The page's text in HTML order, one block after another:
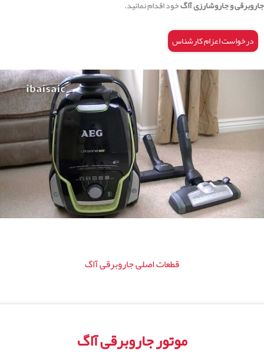
جاروبرقی و جاروشارزی آاگخود اقدام نمائید.
درخواست اعزام کارشناس
قطعات اصلی جاروبرقی آاگ
موتور جاروبرقی آاگ